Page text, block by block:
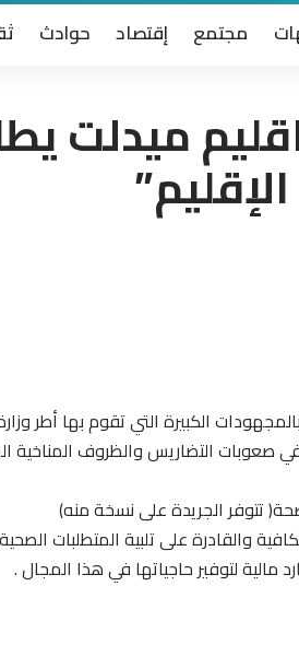
مجتمع إقتصاد حوادث
ميدلت
نوه 26 رئيس جماعة ترابية من أصل 29 بالمجهودات الكبيرة
صعوبات التضاريس والظروف المناخية
تتوفر الجريدة على نسخة منه)
والقادرة على تلبية المتطلبات
مالية لتوفير حاجياتها في هذا المجال .